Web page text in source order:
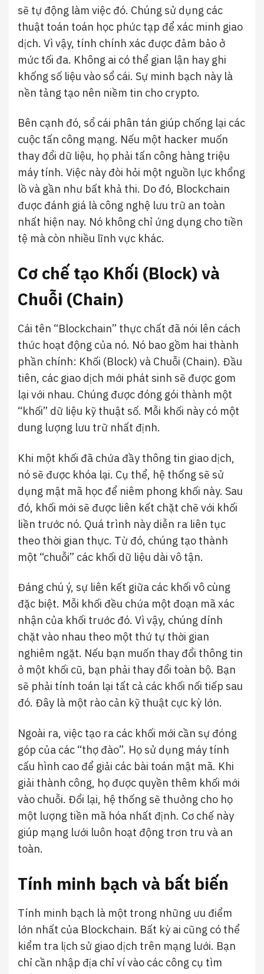
sẽ tự động làm việc đó. Chúng sử dụng các
thuật toán toán học phức tạp để xác minh giao
dịch. Vì vậy, tính chính xác được đảm bảo ở
mức tối đa. Không ai có thể gian lận hay ghi
khống số liệu vào sổ cái. Sự minh bạch này là
nền tảng tạo nên niềm tin cho crypto.
Bên cạnh đó, sổ cái phân tán giúp chống lại các
cuộc tấn công mạng. Nếu một hacker muốn
thay đổi dữ liệu, họ phải tấn công hàng triệu
máy tính. Việc này đòi hỏi một nguồn lực khổng
lồ và gần như bất khả thi. Do đó, Blockchain
được đánh giá là công nghệ lưu trữ an toàn
nhất hiện nay. Nó không chỉ ứng dụng cho tiền
tệ mà còn nhiều lĩnh vực khác.
Cơ chế tạo Khối (Block) và
Chuỗi (Chain)
Cái tên “Blockchain” thực chất đã nói lên cách
thức hoạt động của nó. Nó bao gồm hai thành
phần chính: Khối (Block) và Chuỗi (Chain). Đầu
tiên, các giao dịch mới phát sinh sẽ được gom
lại với nhau. Chúng được đóng gói thành một
“khối” dữ liệu kỹ thuật số. Mỗi khối này có một
dung lượng lưu trữ nhất định.
Khi một khối đã chứa đầy thông tin giao dịch,
nó sẽ được khóa lại. Cụ thể, hệ thống sẽ sử
dụng mật mã học để niêm phong khối này. Sau
đó, khối mới sẽ được liên kết chặt chẽ với khối
liền trước nó. Quá trình này diễn ra liên tục
theo thời gian thực. Từ đó, chúng tạo thành
một “chuỗi” các khối dữ liệu dài vô tận.
Đáng chú ý, sự liên kết giữa các khối vô cùng
đặc biệt. Mỗi khối đều chứa một đoạn mã xác
nhận của khối trước đó. Vì vậy, chúng dính
chặt vào nhau theo một thứ tự thời gian
nghiêm ngặt. Nếu bạn muốn thay đổi thông tin
ở một khối cũ, bạn phải thay đổi toàn bộ. Bạn
sẽ phải tính toán lại tất cả các khối nối tiếp sau
đó. Đây là một rào cản kỹ thuật cực kỳ lớn.
Ngoài ra, việc tạo ra các khối mới cần sự đóng
góp của các “thợ đào”. Họ sử dụng máy tính
cấu hình cao để giải các bài toán mật mã. Khi
giải thành công, họ được quyền thêm khối mới
vào chuỗi. Đổi lại, hệ thống sẽ thưởng cho họ
một lượng tiền mã hóa nhất định. Cơ chế này
giúp mạng lưới luôn hoạt động trơn tru và an
toàn.
Tính minh bạch và bất biến
Tính minh bạch là một trong những ưu điểm
lớn nhất của Blockchain. Bất kỳ ai cũng có thể
kiểm tra lịch sử giao dịch trên mạng lưới. Bạn
chỉ cần nhập địa chỉ ví vào các công cụ tìm